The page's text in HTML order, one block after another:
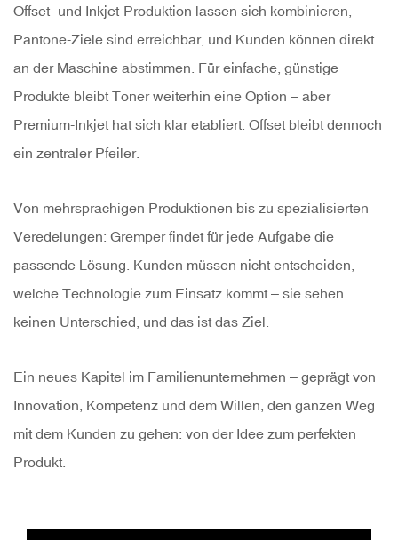
Offset- und Inkjet-Produktion lassen sich kombinieren,
Pantone-Ziele sind erreichbar, und Kunden können direkt
an der Maschine abstimmen. Für einfache, günstige
Produkte bleibt Toner weiterhin eine Option – aber
Premium-Inkjet hat sich klar etabliert. Offset bleibt dennoch
ein zentraler Pfeiler.
Von mehrsprachigen Produktionen bis zu spezialisierten
Veredelungen: Gremper findet für jede Aufgabe die
passende Lösung. Kunden müssen nicht entscheiden,
welche Technologie zum Einsatz kommt – sie sehen
keinen Unterschied, und das ist das Ziel.
Ein neues Kapitel im Familienunternehmen – geprägt von
Innovation, Kompetenz und dem Willen, den ganzen Weg
mit dem Kunden zu gehen: von der Idee zum perfekten
Produkt.